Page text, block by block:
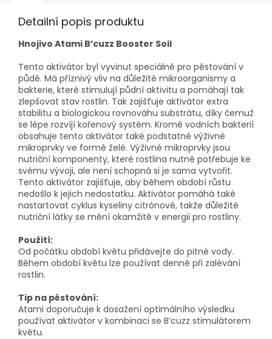
Detailní popis produktu
Hnojivo Atami B’cuzz Booster Soil
Tento aktivátor byl vyvinut speciálně pro pěstování v
půdě. Má příznivý vliv na důležité mikroorganismy a
bakterie, které stimulují půdní aktivitu a pomáhají tak
zlepšovat stav rostlin. Tak zajišťuje aktivátor extra
stabilitu a biologickou rovnováhu substrátu, díky čemuž
se lépe rozvíjí kořenový systém. Kromě vodních bakterií
obsahuje tento aktivátor také podstatné výživné
mikroprvky ve formě želé. Výživné mikroprvky jsou
nutriční komponenty, které rostlina nutně potřebuje ke
svému vývoji, ale není schopná si je sama vytvořit.
Tento aktivátor zajišťuje, aby během období růstu
nedošlo k jejich nedostatku. Aktivátor pomáhá také
nastartovat cyklus kyseliny citrónové, takže důležité
nutriční látky se mění okamžitě v energii pro rostliny.
Použití:
Od počátku období květu přidávejte do pitné vody.
Během období květu lze používat denně při zalévání
rostlin.
Tip na pěstování:
Atami doporučuje k dosažení optimálního výsledku
používat aktivátor v kombinaci se B’cuzz stimulátorem
květu.